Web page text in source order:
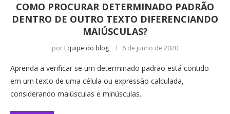
COMO PROCURAR DETERMINADO PADRÃO
DENTRO DE OUTRO TEXTO DIFERENCIANDO
MAIÚSCULAS?
por Equipe do blog 6 de junho de 2020
Aprenda a verificar se um determinado padrão está contido
em um texto de uma célula ou expressão calculada,
considerando maiúsculas e minúsculas.